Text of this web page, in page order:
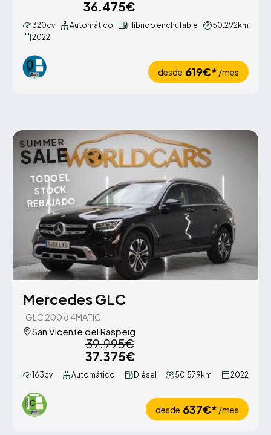
36.475€
320cv Automático Híbrido enchufable
50.292km
2022
desde 619€* /mes
SUMMER
SALE
TODO EL
STOCK
REBAJADO
Mercedes GLC
GLC 200 d 4MATIC
San Vicente del Raspeig
39.995€
37.375€
163cv Automático Diésel 50.579km 2022
desde 637€* /mes